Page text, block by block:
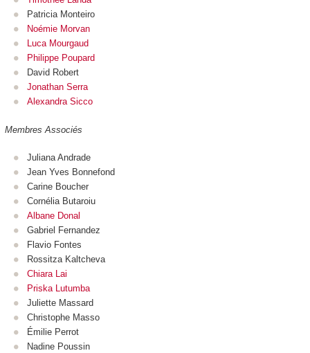
Patricia Monteiro
Noémie Morvan
Luca Mourgaud
Philippe Poupard
David Robert
Jonathan Serra
Alexandra Sicco
Membres Associés
Juliana Andrade
Jean Yves Bonnefond
Carine Boucher
Cornélia Butaroiu
Albane Donal
Gabriel Fernandez
Flavio Fontes
Rossitza Kaltcheva
Chiara Lai
Priska Lutumba
Juliette Massard
Christophe Masso
Émilie Perrot
Nadine Poussin